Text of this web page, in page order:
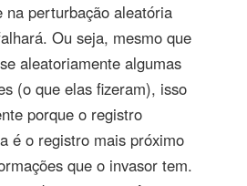
na perturbação aleatória
Ou seja, mesmo que
aleatoriamente algumas
(o que elas fizeram), isso
porque o registro
é o registro mais próximo
que o invasor tem.